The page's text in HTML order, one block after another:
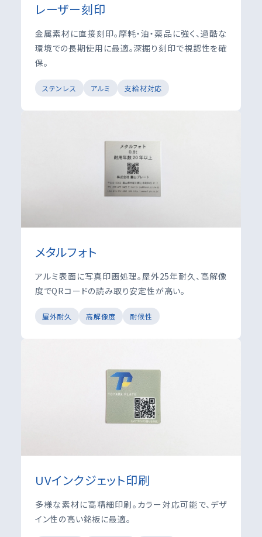
レーザー刻印
金属素材に直接刻印。摩耗・油・薬品に強く、過酷な
環境での長期使用に最適。深掘り刻印で視認性を確
保。
ステンレス アルミ 支給材対応
メタルフォト
アルミ表面に写真印画処理。屋外25年耐久、高解像
度でQRコードの読み取り安定性が高い。
屋外耐久 高解像度 耐候性
UVインクジェット印刷
多様な素材に高精細印刷。カラー対応可能で、デザ
イン性の高い銘板に最適。